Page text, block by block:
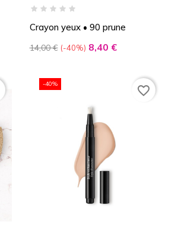
Crayon yeux • 90 prune
Prix
14,00 € -40% Prix
8,40 €
-40% favorite_border